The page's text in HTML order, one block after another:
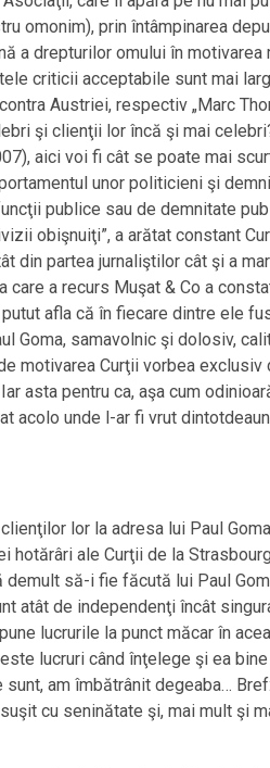
omonim), prin întâmpinarea
a drepturilor omului în motivarea
criticii acceptabile sunt mai
Austriei, respectiv „Marc
şi clienţii lor încă şi mai
aici voi fi cât se poate mai
unor politicieni şi
publice sau de demnitate
obişnuiţi”, a arătat constant
din partea jurnaliştilor cât şi a
a recurs Muşat & Co a
afla că în fiecare dintre ele
samavolnic şi dolosiv,
motivarea Curţii vorbea
asta pentru ca, aşa cum
acolo unde l-ar fi vrut
lor la adresa lui Paul
ale Curţii de la
să-i fie făcută lui Paul
atât de independenţi încât
lucrurile la punct măcar în
lucruri când înţelege şi ea
am îmbătrânit degeaba…
cu seninătate şi, mai mult şi